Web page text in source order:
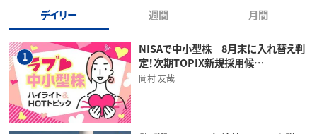
デイリー 週間 月間
1
NISAで中小型株 8月末に入れ替え判
定！次期TOPIX新規採用候…
岡村 友哉